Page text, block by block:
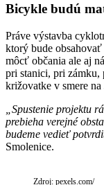
Bicykle budú
Práve výstavba
ktorý bude
môcť občania ale aj
pri stanici, pri zámku,
križovatke v smere na
„Spustenie projektu
prebieha verejné
budeme vedieť
Smolenice.
Zdroj: pexels.com/